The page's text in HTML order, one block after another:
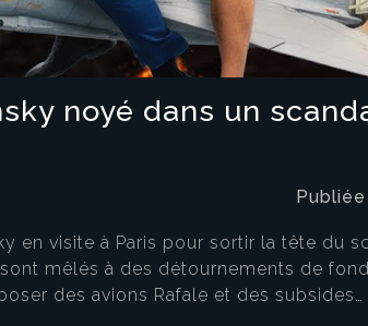
noyé dans un
en visite à Paris pour sortir la tête du
mêlés à des détournements de
des avions Rafale et des subsides…